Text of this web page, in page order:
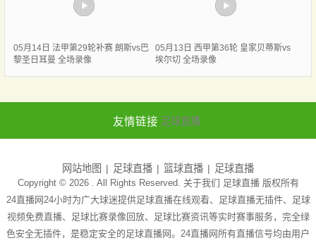
05月14日 法甲第29轮补赛 朗斯vs巴
黎圣日耳曼 全场录像
05月13日 西甲第36轮 皇家贝蒂斯vs
埃尔切 全场录像
友情链接 足球直播
网站地图 足球直播 篮球直播 足球直播
Copyright © 2026 . All Rights Reserved. 关于我们 足球直播版权所有
24直播网24小时为广大球迷提供足球直播在线观看、足球直播无插件、足球
视频免费直播、足球比赛录像回放、足球比赛资讯等实时赛事服务，完全绿
色安全无插件，是稳定安全的足球直播网。24直播网所有直播信号均由用户